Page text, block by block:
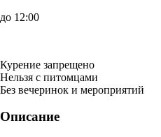
до 12:00
Курение запрещено
Нельзя с питомцами
Без вечеринок и мероприятий
Описание